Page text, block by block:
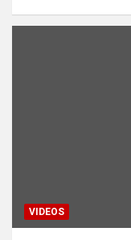
VIDEOS